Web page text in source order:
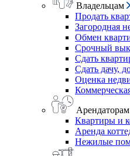
Владельцам
Продать
Загородная
Обмен
Срочный
Сдать
Сдать дачу,
Оценка
Арендаторам
Квартиры и
Аренда
Нежилые